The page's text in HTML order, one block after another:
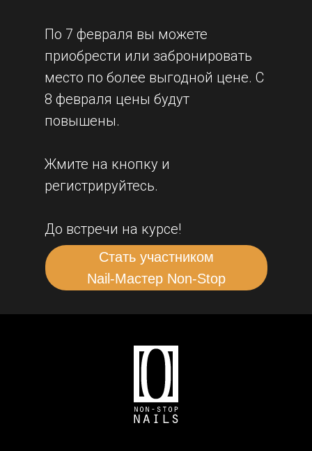
По 7 февраля вы можете
приобрести или забронировать
место по более выгодной цене. С
8 февраля цены будут
повышены.
Жмите на кнопку и
регистрируйтесь.
До встречи на курсе!
Стать участником
Nail‑Мастер Non‑Stop